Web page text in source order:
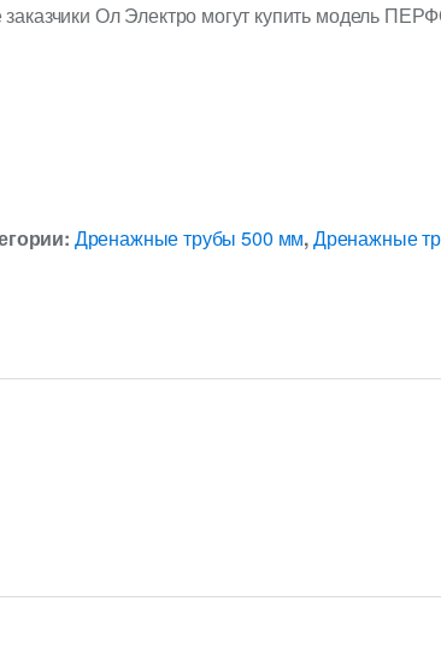
Ол Электро могут купить модель
Дренажные трубы 500 мм,Дренажные